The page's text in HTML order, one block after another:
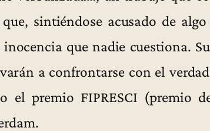
sintiéndose acusado de
que nadie cuestiona.
a confrontarse con el
el premio FIPRESCI (premio